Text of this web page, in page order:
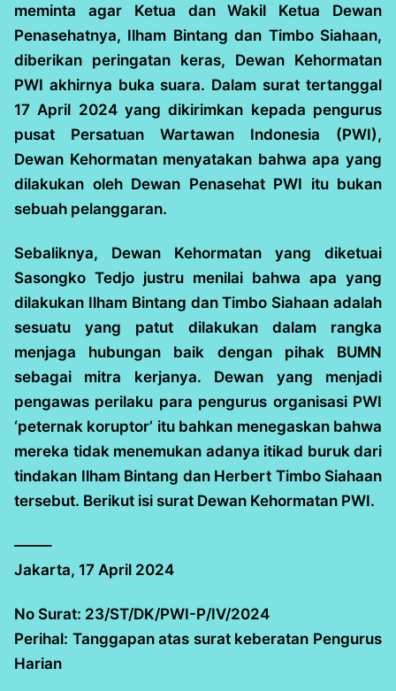
meminta agar Ketua dan Wakil Ketua Dewan
Penasehatnya, Ilham Bintang dan Timbo Siahaan,
diberikan peringatan keras, Dewan Kehormatan
PWI akhirnya buka suara. Dalam surat tertanggal
17 April 2024 yang dikirimkan kepada pengurus
pusat Persatuan Wartawan Indonesia (PWI),
Dewan Kehormatan menyatakan bahwa apa yang
dilakukan oleh Dewan Penasehat PWI itu bukan
sebuah pelanggaran.
Sebaliknya, Dewan Kehormatan yang diketuai
Sasongko Tedjo justru menilai bahwa apa yang
dilakukan Ilham Bintang dan Timbo Siahaan adalah
sesuatu yang patut dilakukan dalam rangka
menjaga hubungan baik dengan pihak BUMN
sebagai mitra kerjanya. Dewan yang menjadi
pengawas perilaku para pengurus organisasi PWI
‘peternak koruptor’ itu bahkan menegaskan bahwa
mereka tidak menemukan adanya itikad buruk dari
tindakan Ilham Bintang dan Herbert Timbo Siahaan
tersebut. Berikut isi surat Dewan Kehormatan PWI.
——–
Jakarta, 17 April 2024
No Surat: 23/ST/DK/PWI-P/IV/2024
Perihal: Tanggapan atas surat keberatan Pengurus
Harian